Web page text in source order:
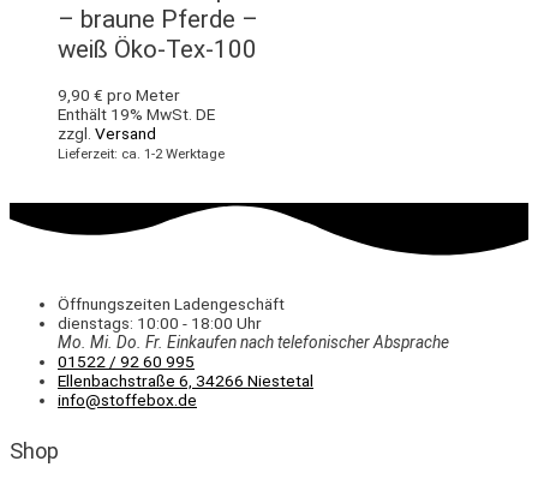
– braune Pferde –
weiß Öko-Tex-100
9,90 € pro Meter
Enthält 19% MwSt. DE
zzgl. Versand
Lieferzeit: ca. 1-2 Werktage
Öffnungszeiten Ladengeschäft
dienstags: 10:00 - 18:00 Uhr
Mo. Mi. Do. Fr. Einkaufennach telefonischer Absprache
01522 / 92 60 995
Ellenbachstraße 6, 34266 Niestetal
info@stoffebox.de
Shop